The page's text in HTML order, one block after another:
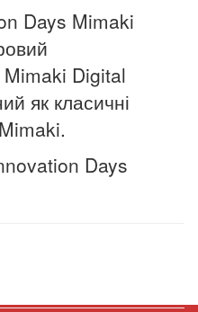
Days Mimaki
Mimaki Digital
як класичні
Days